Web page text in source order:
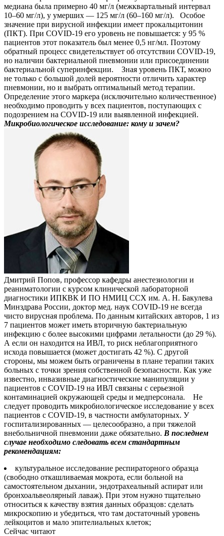
медиана была примерно 40 мг/л (межквартальный интервал
10–60 мг/л), у умерших — 125 мг/л (60–160 мг/л). Особое
значение при вирусной инфекции имеет прокальцитонин
(ПКТ). При COVID-19 его уровень не повышается: у 95 %
пациентов этот показатель был менее 0,5 нг/мл. Поэтому
обратный процесс свидетельствует об отсутствии COVID-19,
но наличии бактериальной пневмонии или присоединении
бактериальной суперинфекции. Зная уровень ПКТ, можно
не только с большой долей вероятности отличить характер
пневмонии, но и выбрать оптимальный метод терапии.
Определение этого маркера (исключительно количественное)
необходимо проводить у всех пациентов, поступающих с
подозрением на COVID-19 или выявленной инфекцией.
Микробиологическое исследование: кому и зачем?
Дмитрий Попов, профессор кафедры анестезиологии и
реаниматологии с курсом клинической лабораторной
диагностики ИПКВК И ПО НМИЦ ССХ им. А. Н. Бакулева
Минздрава России, доктор мед. наук COVID-19 не всегда
чисто вирусная проблема. По данным китайских авторов, 1 из
7 пациентов может иметь вторичную бактериальную
инфекцию с более высокими цифрами летальности (до 29 %).
А если он находится на ИВЛ, то риск неблагоприятного
исхода повышается (может достигать 42 %). С другой
стороны, мы можем быть ограничены в плане терапии таких
больных с точки зрения собственной безопасности. Как уже
известно, инвазивные диагностические манипуляции у
пациентов с COVID-19 на ИВЛ связаны с серьезной
контаминацией окружающей среды и медперсонала. Не
следует проводить микробиологическое исследование у всех
пациентов с COVID-19, в частности амбулаторных. У
госпитализированных — целесообразно, а при тяжелой
внебольничной пневмонии даже обязательно. В последнем
случае необходимо следовать всем стандартным
рекомендациям:
культуральное исследование респираторного образца
(свободно откашливаемая мокрота, если больной на
самостоятельном дыхании, эндотрахеальный аспират или
бронхоальвеолярный лаваж). При этом нужно тщательно
относиться к качеству взятия данных образцов: сделать
микроскопию и убедиться, что там достаточный уровень
лейкоцитов и мало эпителиальных клеток;
Сейчас читают